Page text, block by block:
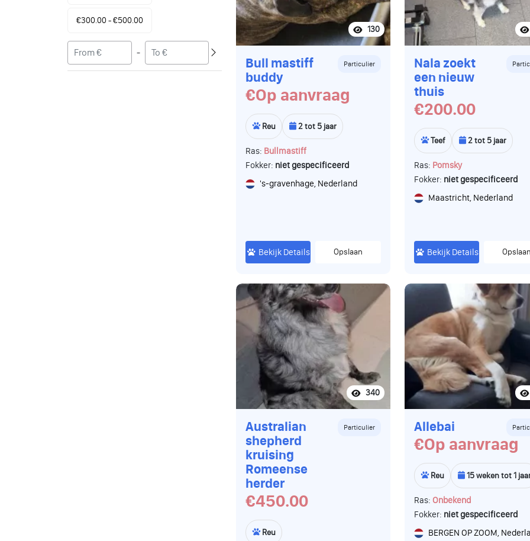
€300.00 - €500.00
-
130
Bull mastiff
buddy
Particulier
€Op aanvraag
Reu 2 tot 5 jaar
Ras: Bullmastiff
Fokker: niet gespecificeerd
's-gravenhage, Nederland
Bekijk Details Opslaan
Nala zoekt
een nieuw
thuis
€200.00
Teef 2 tot 5 jaar
Ras: Pomsky
Fokker: niet gespecificeerd
Maastricht, Nederland
Bekijk Details Opslaan
340
Australian
shepherd
kruising
Romeense
herder
Particulier
€450.00
Reu
Allebai
€Op aanvraag
Reu 15 weken tot 1
Ras: Onbekend
Fokker: niet gespecificeerd
BERGEN OP ZOOM,